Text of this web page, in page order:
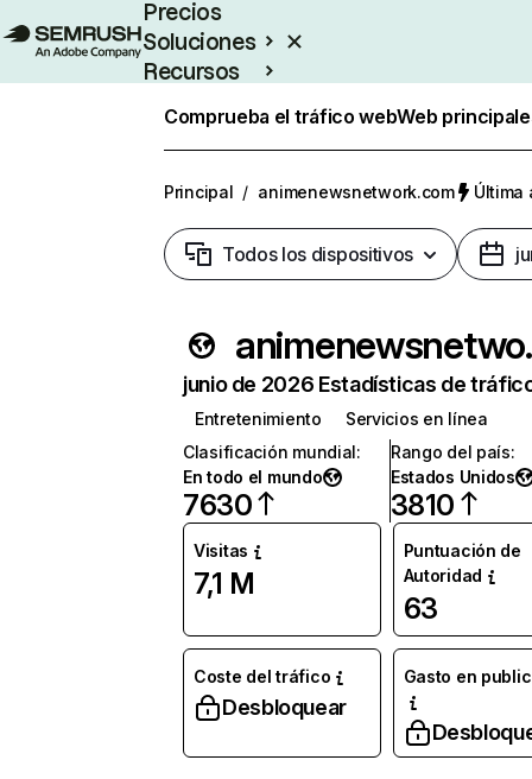
Precios
Soluciones
Recursos
Comprueba el tráfico webWeb
Principal / animenewsnetwork.com Última
Todos los dispositivos
junio de 2026 Estadísticas de
Entretenimiento
Servicios en línea
Clasificación mundial:
En todo el mundo
7630
Rango del país:
Estados Unidos
3810
Visitas
7,1 M
Puntuación de
Autoridad
63
Coste del tráfico
Desbloquear
Gasto en